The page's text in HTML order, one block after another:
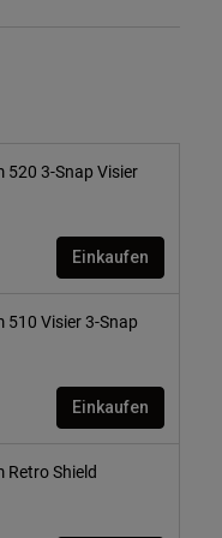
3-Snap Visier
Einkaufen
Visier 3-Snap
Einkaufen
Shield